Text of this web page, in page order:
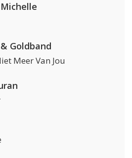
Goldband
Meer Van Jou